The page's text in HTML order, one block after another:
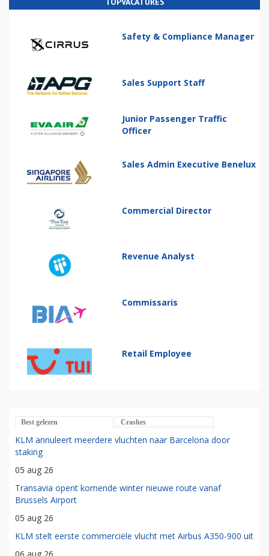
Safety & Compliance Manager
Sales Support Staff
Junior Passenger Traffic
Officer
Sales Admin Executive Benelux
Commercial Director
Revenue Analyst
Commissaris
Retail Employee
Best gelezen Crashes
KLM annuleert meerdere vluchten naar Barcelona door
staking
05 aug 26
Transavia opent komende winter nieuwe route vanaf
Brussels Airport
05 aug 26
KLM stelt eerste commerciële vlucht met Airbus A350-900 uit